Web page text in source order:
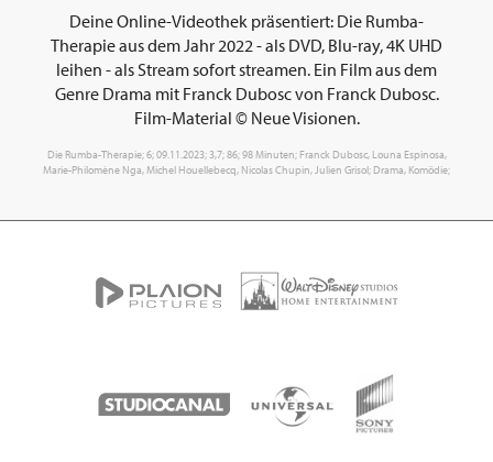
Deine Online-Videothek präsentiert: Die Rumba-
Therapie aus dem Jahr 2022 - als DVD, Blu-ray, 4K UHD
leihen - als Stream sofort streamen. Ein Film aus dem
Genre Drama mit Franck Dubosc von Franck Dubosc.
Film-Material © Neue Visionen.
Die Rumba-Therapie; 6; 09.11.2023; 3,7; 86; 98 Minuten; Franck Dubosc, Louna Espinosa,
Marie-Philomène Nga, Michel Houellebecq, Nicolas Chupin, Julien Grisol; Drama, Komödie;